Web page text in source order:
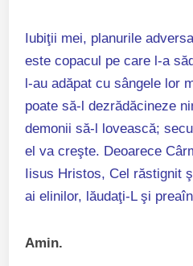
Iubiţii mei, planurile
este copacul pe care l-a
l-au adăpat cu sângele lor
poate să-l dezrădăcineze
demonii să-l lovească;
el va creşte. Deoarece
Iisus Hristos, Cel răstignit
ai elinilor, lăudaţi-L şi
Amin.